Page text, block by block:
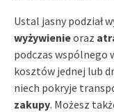
Ustal jasny podział
wyżywienieoraz
podczas wspólnego
kosztów jednej lub
niech pokryje
zakupy. Możesz